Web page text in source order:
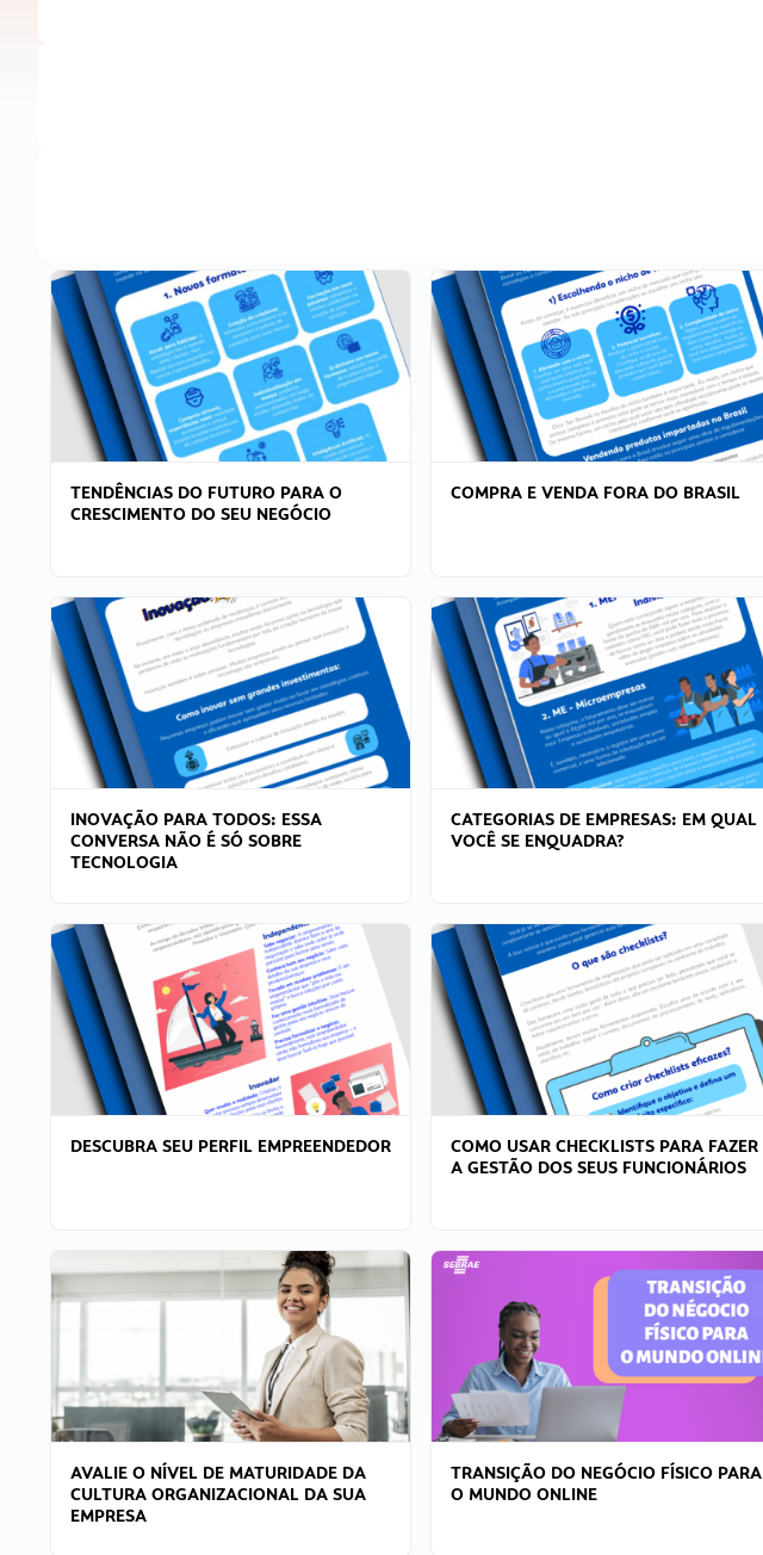
TENDÊNCIAS DO FUTURO PARA O
CRESCIMENTO DO SEU NEGÓCIO
COMPRA E VENDA FORA DO BRASIL
INOVAÇÃO PARA TODOS: ESSA
CONVERSA NÃO É SÓ SOBRE
TECNOLOGIA
CATEGORIAS DE EMPRESAS: EM QUAL
VOCÊ SE ENQUADRA?
DESCUBRA SEU PERFIL EMPREENDEDOR
COMO USAR CHECKLISTS PARA FAZER
A GESTÃO DOS SEUS FUNCIONÁRIOS
AVALIE O NÍVEL DE MATURIDADE DA
CULTURA ORGANIZACIONAL DA SUA
EMPRESA
TRANSIÇÃO DO NEGÓCIO FÍSICO PARA
O MUNDO ONLINE